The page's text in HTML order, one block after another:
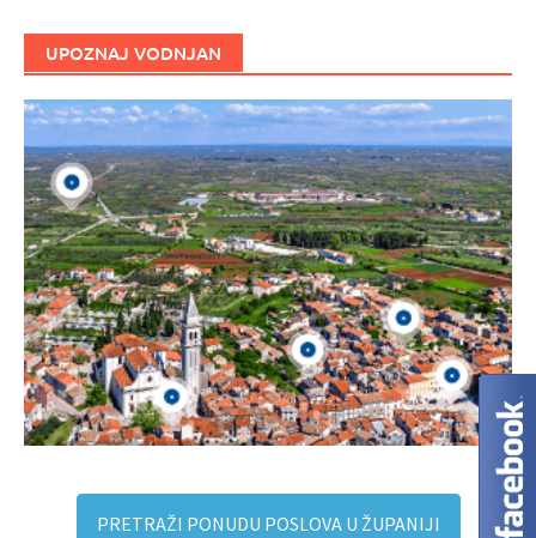
UPOZNAJ VODNJAN
PRETRAŽI PONUDU POSLOVA U ŽUPANIJI